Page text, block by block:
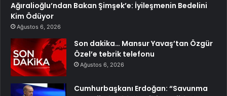
Ağıralioğlu’ndan Bakan Şimşek’e: İyileşmenin Bedelini
Kim Ödüyor
Ağustos 6, 2026
Son dakika… Mansur Yavaş’tan Özgür
Özel’e tebrik telefonu
Ağustos 6, 2026
Cumhurbaşkanı Erdoğan: “Savunma